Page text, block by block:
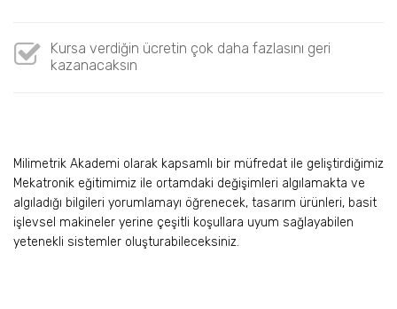
Kursa verdiğin ücretin çok daha fazlasını geri
kazanacaksın
Milimetrik Akademi olarak kapsamlı bir müfredat ile geliştirdiğimiz
Mekatronik eğitimimiz ile ortamdaki değişimleri algılamakta ve
algıladığı bilgileri yorumlamayı öğrenecek, tasarım ürünleri, basit
işlevsel makineler yerine çeşitli koşullara uyum sağlayabilen
yetenekli sistemler oluşturabileceksiniz.